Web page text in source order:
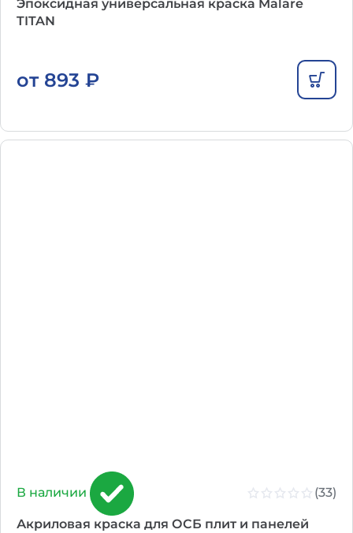
Эпоксидная универсальная краска Malare
TITAN
от 893 ₽
В наличии (33)
Акриловая краска для ОСБ плит и панелей